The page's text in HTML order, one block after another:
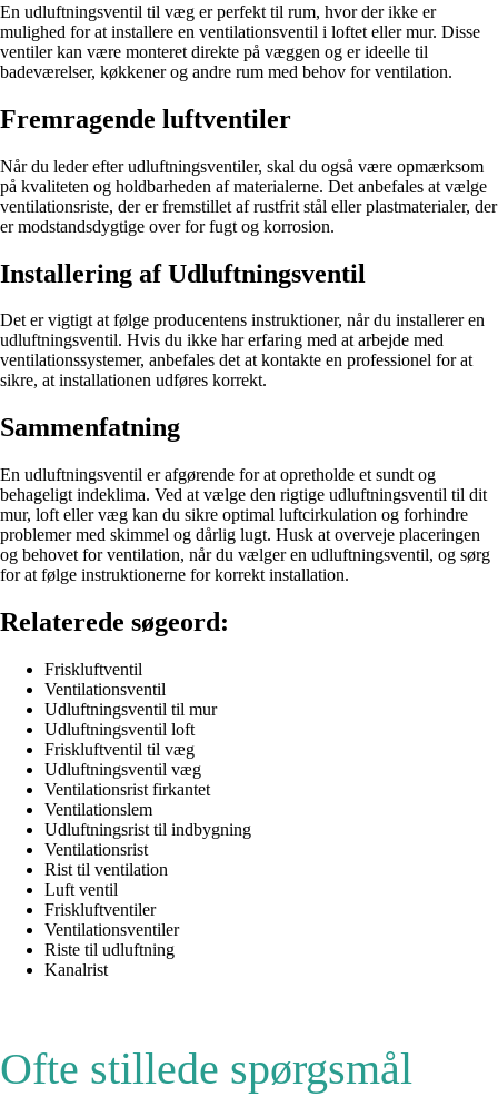
En udluftningsventil til væg er perfekt til rum, hvor der ikke er
mulighed for at installere en ventilationsventil i loftet eller mur. Disse
ventiler kan være monteret direkte på væggen og er ideelle til
badeværelser, køkkener og andre rum med behov for ventilation.
Fremragende luftventiler
Når du leder efter udluftningsventiler, skal du også være opmærksom
på kvaliteten og holdbarheden af materialerne. Det anbefales at vælge
ventilationsriste, der er fremstillet af rustfrit stål eller plastmaterialer, der
er modstandsdygtige over for fugt og korrosion.
Installering af Udluftningsventil
Det er vigtigt at følge producentens instruktioner, når du installerer en
udluftningsventil. Hvis du ikke har erfaring med at arbejde med
ventilationssystemer, anbefales det at kontakte en professionel for at
sikre, at installationen udføres korrekt.
Sammenfatning
En udluftningsventil er afgørende for at opretholde et sundt og
behageligt indeklima. Ved at vælge den rigtige udluftningsventil til dit
mur, loft eller væg kan du sikre optimal luftcirkulation og forhindre
problemer med skimmel og dårlig lugt. Husk at overveje placeringen
og behovet for ventilation, når du vælger en udluftningsventil, og sørg
for at følge instruktionerne for korrekt installation.
Relaterede søgeord:
Friskluftventil
Ventilationsventil
Udluftningsventil til mur
Udluftningsventil loft
Friskluftventil til væg
Udluftningsventil væg
Ventilationsrist firkantet
Ventilationslem
Udluftningsrist til indbygning
Ventilationsrist
Rist til ventilation
Luft ventil
Friskluftventiler
Ventilationsventiler
Riste til udluftning
Kanalrist
Ofte stillede spørgsmål